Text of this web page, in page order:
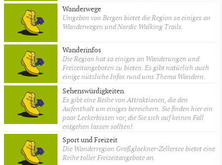
Wanderwege
Umgeben von Bergen bietet die Region so einiges an
Wanderwegen und Nordic Walking Trails.
Wanderinfos
Die Region hat so einiges an Wanderungen und
Freizeitangeboten zu bieten. Es gibt natürlich auch
einige nützliche Infos rund ums Thema Wandern.
Sehenswürdigkeiten
Es gibt eine Reihe von Attraktionen, die den
Aufenthalt um einiges bereichern. Sie finden hier ein
paar Leckerbissen vor, die Sie sich auf keinen Fall
entgehen lassen sollten!
Sport und Freizeit
Die Wanderregion Großglockner-Zellersee bietet eine
Reihe toller Freizeitangebote an.